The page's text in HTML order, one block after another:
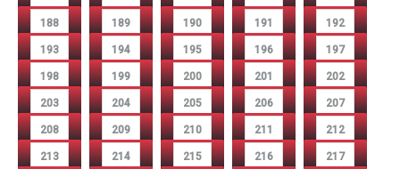
188 189 190 191 192
193 194 195 196 197
198 199 200 201 202
203 204 205 206 207
208 209 210 211 212
213 214 215 216 217